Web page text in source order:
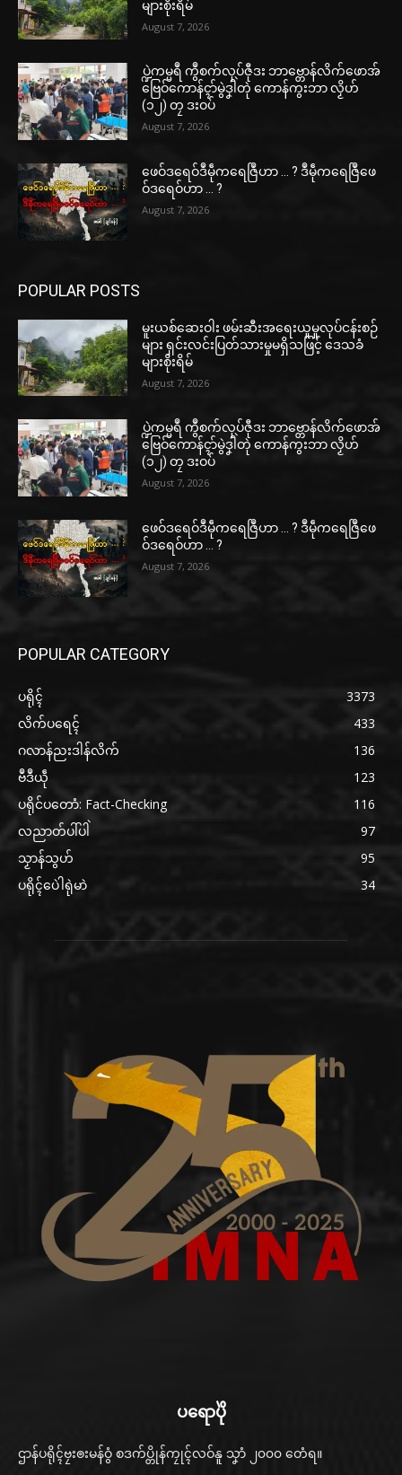
များစိုးရိမ်
August 7, 2026
ပ္ဍဲကမ္မရဳ ကွဳစက်လုပ်ဇီုဒး ဘာဗ္တောန်လိက်ဖောအ်
ဗြေဝ်ကောန်ၚာ်မွဲဒၞါဲတုဲ ကောန်ကွးဘာ လၟိဟ်
(၁၂) တၠ ဒးဝပ်
August 7, 2026
ဖေဝ်ဒရေဝ်ဒဳမဵုကရေဇြဳဟာ … ? ဒဳမဵုကရေဇြဳဖေ
ဝ်ဒရေဝ်ဟာ … ?
August 7, 2026
POPULAR POSTS
မူးယစ်ဆေးဝါး ဖမ်းဆီးအရေးယူမှုလုပ်ငန်းစဉ်
များ ရှင်းလင်းပြတ်သားမှုမရှိသဖြင့် ဒေသခံ
များစိုးရိမ်
August 7, 2026
ပ္ဍဲကမ္မရဳ ကွဳစက်လုပ်ဇီုဒး ဘာဗ္တောန်လိက်ဖောအ်
ဗြေဝ်ကောန်ၚာ်မွဲဒၞါဲတုဲ ကောန်ကွးဘာ လၟိဟ်
(၁၂) တၠ ဒးဝပ်
August 7, 2026
ဖေဝ်ဒရေဝ်ဒဳမဵုကရေဇြဳဟာ … ? ဒဳမဵုကရေဇြဳဖေ
ဝ်ဒရေဝ်ဟာ … ?
August 7, 2026
POPULAR CATEGORY
ပရိုၚ်
3373
လိက်ပရေၚ်
433
ဂလာန်ညးဒါန်လိက်
136
ဗဳဒဳယဵု
123
ပရိုင်ပတောံ: Fact-Checking
116
လညာတ်ပါ်ပါဲ
97
သၟာန်သွဟ်
95
ပရိုၚ်ပေဲါရုဲမာဲ
34
ပရောပိုဲ
ဌာန်ပရိုၚ်ဗၠးၜးမန်ဝွံ စဒက်ပ္တိုန်ကၠုၚ်လဝ်နူ သၞာံ ၂၀၀၀ တေံရ။